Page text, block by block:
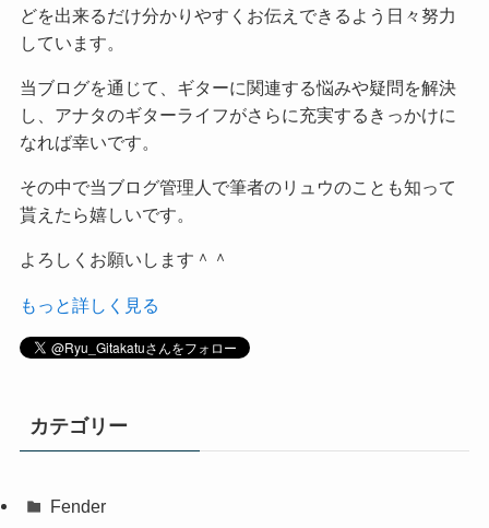
どを出来るだけ分かりやすくお伝えできるよう日々努力
しています。
当ブログを通じて、ギターに関連する悩みや疑問を解決
し、アナタのギターライフがさらに充実するきっかけに
なれば幸いです。
その中で当ブログ管理人で筆者のリュウのことも知って
貰えたら嬉しいです。
よろしくお願いします＾＾
もっと詳しく見る
カテゴリー
Fender